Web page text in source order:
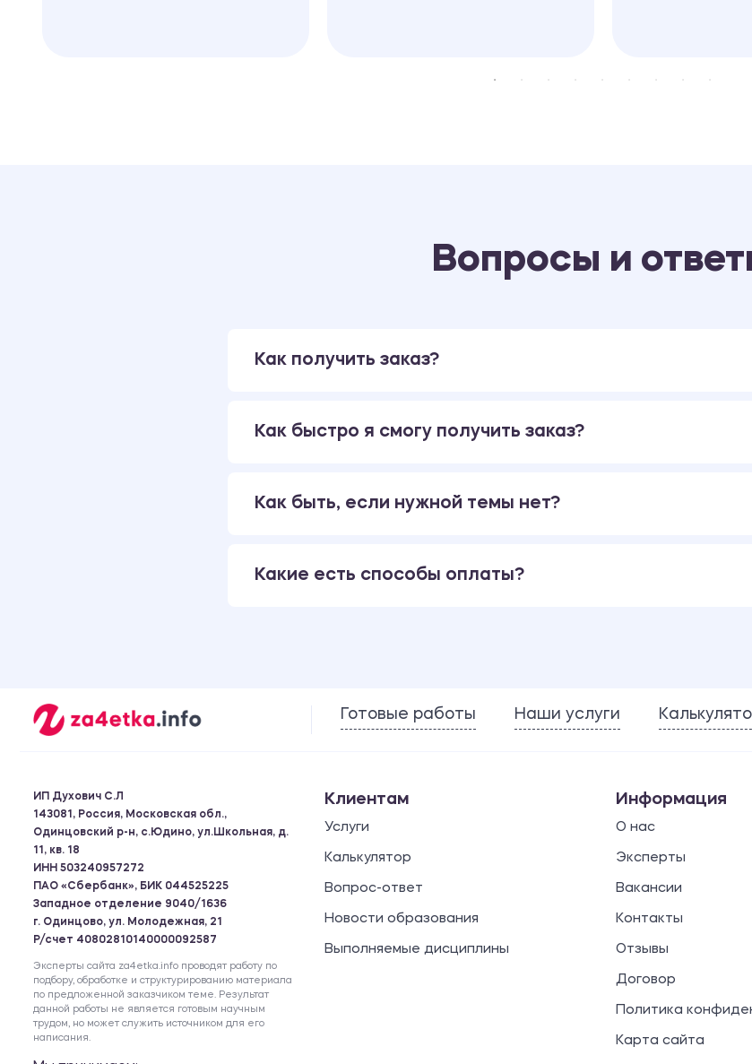
Вопросы и
Как получить заказ?
Как быстро я смогу получить заказ?
Как быть, если нужной темы нет?
Какие есть способы оплаты?
Готовые работы Наши услуги
ИП Духович С.Л
143081, Россия, Московская обл.,
Одинцовский р-н, с.Юдино, ул.Школьная, д.
11, кв. 18
ИНН 503240957272
ПАО «Сбербанк», БИК 044525225
Западное отделение 9040/1636
г. Одинцово, ул. Молодежная, 21
Р/счет 40802810140000092587
Эксперты сайта za4etka.info проводят работу по
подбору, обработке и структурированию материала
по предложенной заказчиком теме. Результат
данной работы не является готовым научным
трудом, но может служить источником для его
написания.
Клиентам
Услуги
Калькулятор
Вопрос-ответ
Новости образования
Выполняемые дисциплины
Информация
О нас
Эксперты
Вакансии
Контакты
Отзывы
Договор
Политика
Карта сайта